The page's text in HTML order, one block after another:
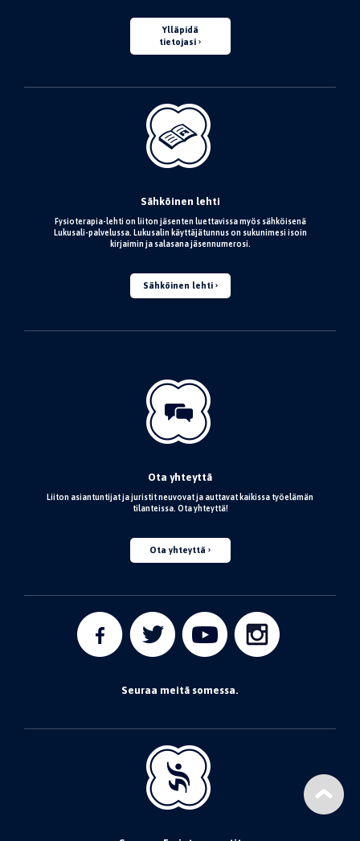
Ylläpidä
tietojasi
Sähköinen lehti
Fysioterapia-lehti on liiton jäsenten luettavissa myös sähköisenä
Lukusali-palvelussa. Lukusalin käyttäjätunnus on sukunimesi isoin
kirjaimin ja salasana jäsennumerosi.
Sähköinen lehti
Ota yhteyttä
Liiton asiantuntijat ja juristit neuvovat ja auttavat kaikissa työelämän
tilanteissa. Ota yhteyttä!
Ota yhteyttä
Seuraa meitä somessa.